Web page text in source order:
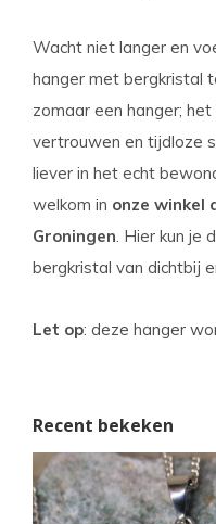
Wacht niet langer en
hanger met bergkristal
zomaar een hanger;
vertrouwen en tijdloze
liever in het echt
welkom in onze winkel
Groningen. Hier kun je
bergkristal van dichtbij
Let op: deze hanger
Recent bekeken